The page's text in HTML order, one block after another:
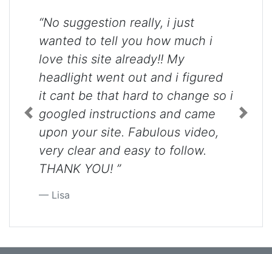
“No suggestion really, i just
wanted to tell you how much i
love this site already!! My
headlight went out and i figured
it cant be that hard to change so i
googled instructions and came
upon your site. Fabulous video,
very clear and easy to follow.
THANK YOU! ”
Lisa
Previous Next